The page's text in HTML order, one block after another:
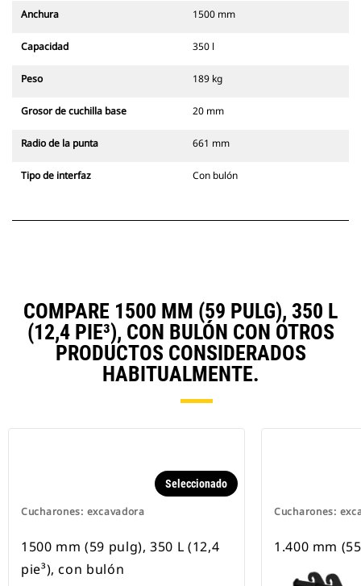
Anchura 1500 mm
Capacidad 350 l
Peso 189 kg
Grosor de cuchilla base 20 mm
Radio de la punta 661 mm
Tipo de interfaz Con bulón
COMPARE 1500 MM (59 PULG), 350 L
(12,4 PIE³), CON BULÓN CON OTROS
PRODUCTOS CONSIDERADOS
HABITUALMENTE.
Cucharones: excavadora
Seleccionado
1500 mm (59 pulg), 350 L (12,4
pie³), con bulón
Cucharones:
1.400 mm